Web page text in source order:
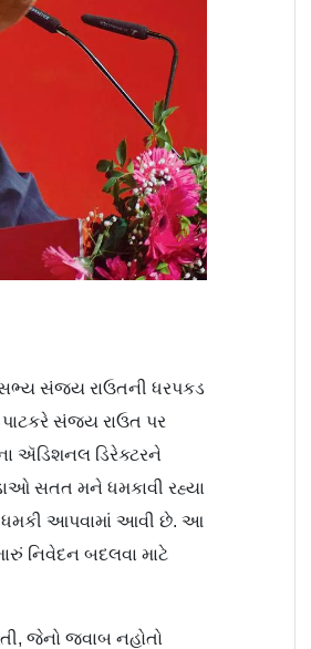
સંજય રાઉતની ધરપકડ
સંજય રાઉત પર
ઍડિશનલ ડિરેક્ટરને
સતત મને ધમકાવી રહ્યા
ધમકી આપવામાં આવી છે. આ
નિવેદન બદલવા માટે
જેનો જવાબ નહોતો